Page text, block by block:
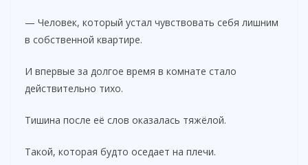
— Человек, который устал чувствовать себя лишним
в собственной квартире.
И впервые за долгое время в комнате стало
действительно тихо.
Тишина после её слов оказалась тяжёлой.
Такой, которая будто оседает на плечи.